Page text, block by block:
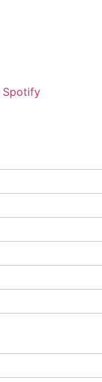
Spotify